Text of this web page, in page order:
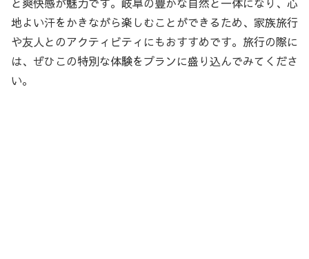
地よい汗をかきながら楽しむことができるため、家族旅行
や友人とのアクティビティにもおすすめです。旅行の際に
は、ぜひこの特別な体験をプランに盛り込んでみてくださ
い。